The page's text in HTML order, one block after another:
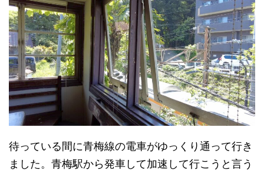
待っている間に青梅線の電車がゆっくり通って行き
ました。青梅駅から発車して加速して行こうと言う